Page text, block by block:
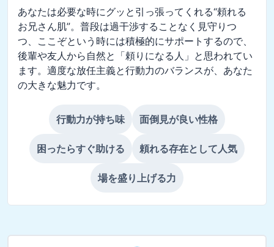
あなたは必要な時にグッと引っ張ってくれる“頼れる
お兄さん肌”。普段は過干渉することなく見守りつ
つ、ここぞという時には積極的にサポートするので、
後輩や友人から自然と「頼りになる人」と思われてい
ます。適度な放任主義と行動力のバランスが、あなた
の大きな魅力です。
行動力が持ち味 面倒見が良い性格
困ったらすぐ助ける 頼れる存在として人気
場を盛り上げる力